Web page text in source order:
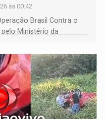
às 00:42
Brasil Contra o
Ministério da